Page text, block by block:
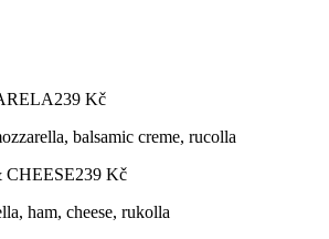
239 Kč
balsamic creme, rucolla
239 Kč
ham, cheese, rukolla